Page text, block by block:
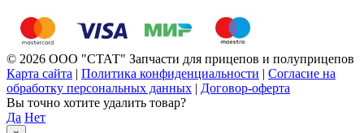
© 2026 ООО "СТАТ" Запчасти для прицепов и полуприцепов
Карта сайта | Политика конфиденциальности | Согласие на
обработку персональных данных | Договор-оферта
Вы точно хотите удалить товар?
Да Нет